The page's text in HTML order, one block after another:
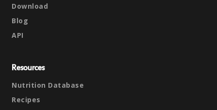
Download
Blog
API
Resources
Nutrition Database
Recipes